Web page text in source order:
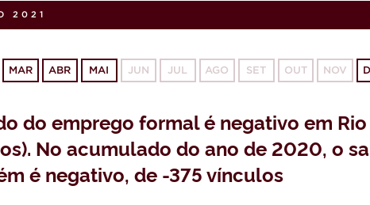
2021
MAR ABR MAI JUN JUL AGO SET OUT NOV
do emprego formal é negativo em Rio
No acumulado do ano de 2020, o
é negativo, de -375 vínculos